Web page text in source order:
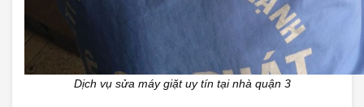
Dịch vụ sửa máy giặt uy tín tại nhà quận 3